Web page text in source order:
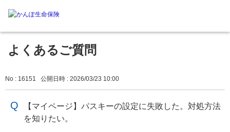
よくあるご質問
No : 16151 公開日時 : 2026/03/23 10:00
【マイページ】パスキーの設定に失敗した。対処方法
を知りたい。